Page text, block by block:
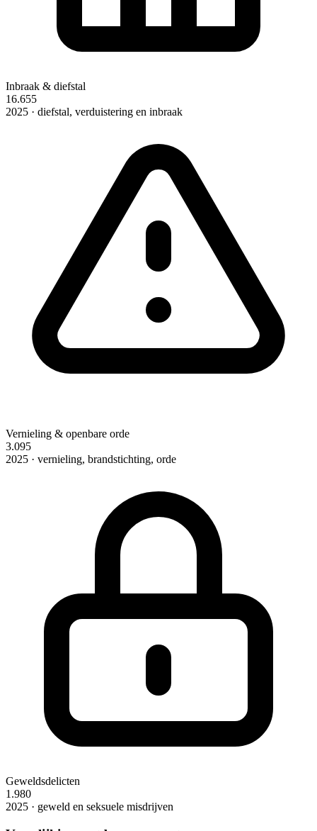
Inbraak & diefstal
16.655
2025 · diefstal, verduistering en inbraak
Vernieling & openbare orde
3.095
2025 · vernieling, brandstichting, orde
Geweldsdelicten
1.980
2025 · geweld en seksuele misdrijven